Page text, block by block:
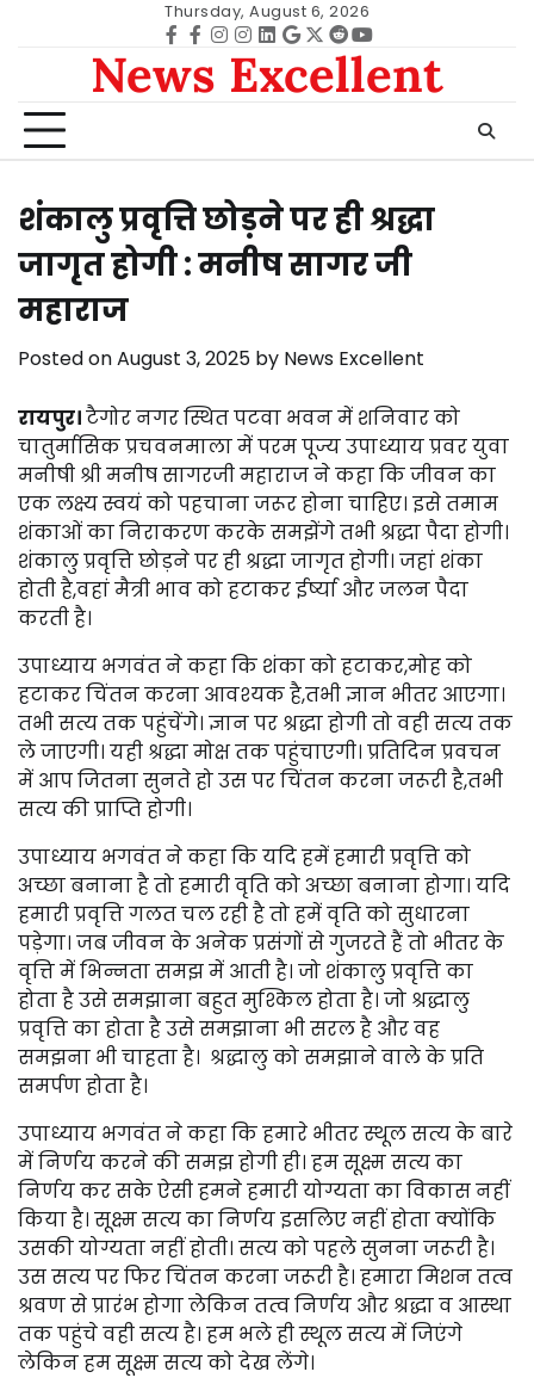
Thursday, August 6, 2026
Facebook
facebook
Instagram
instagram
Linkedin
google
Twitter
redditYoutube
News Excellent
शंकालु प्रवृत्ति छोड़ने पर ही श्रद्धा
जागृत होगी : मनीष सागर जी
महाराज
Posted onAugust 3, 2025 by News Excellent
रायपुर।टैगोर नगर स्थित पटवा भवन में शनिवार को
चातुर्मासिक प्रचवनमाला में परम पूज्य उपाध्याय प्रवर युवा
मनीषी श्री मनीष सागरजी महाराज ने कहा कि जीवन का
एक लक्ष्य स्वयं को पहचाना जरूर होना चाहिए। इसे तमाम
शंकाओं का निराकरण करके समझेंगे तभी श्रद्धा पैदा होगी।
शंकालु प्रवृत्ति छोड़ने पर ही श्रद्धा जागृत होगी। जहां शंका
होती है,वहां मैत्री भाव को हटाकर ईर्ष्या और जलन पैदा
करती है।
उपाध्याय भगवंत ने कहा कि शंका को हटाकर,मोह को
हटाकर चिंतन करना आवश्यक है,तभी ज्ञान भीतर आएगा।
तभी सत्य तक पहुंचेंगे। ज्ञान पर श्रद्धा होगी तो वही सत्य तक
ले जाएगी। यही श्रद्धा मोक्ष तक पहुंचाएगी। प्रतिदिन प्रवचन
में आप जितना सुनते हो उस पर चिंतन करना जरूरी है,तभी
सत्य की प्राप्ति होगी।
उपाध्याय भगवंत ने कहा कि यदि हमें हमारी प्रवृत्ति को
अच्छा बनाना है तो हमारी वृति को अच्छा बनाना होगा। यदि
हमारी प्रवृत्ति गलत चल रही है तो हमें वृति को सुधारना
पड़ेगा। जब जीवन के अनेक प्रसंगों से गुजरते हैं तो भीतर के
वृत्ति में भिन्नता समझ में आती है। जो शंकालु प्रवृत्ति का
होता है उसे समझाना बहुत मुश्किल होता है। जो श्रद्धालु
प्रवृत्ति का होता है उसे समझाना भी सरल है और वह
समझना भी चाहता है। श्रद्धालु को समझाने वाले के प्रति
समर्पण होता है।
उपाध्याय भगवंत ने कहा कि हमारे भीतर स्थूल सत्य के बारे
में निर्णय करने की समझ होगी ही। हम सूक्ष्म सत्य का
निर्णय कर सके ऐसी हमने हमारी योग्यता का विकास नहीं
किया है। सूक्ष्म सत्य का निर्णय इसलिए नहीं होता क्योंकि
उसकी योग्यता नहीं होती। सत्य को पहले सुनना जरूरी है।
उस सत्य पर फिर चिंतन करना जरूरी है। हमारा मिशन तत्व
श्रवण से प्रारंभ होगा लेकिन तत्व निर्णय और श्रद्धा व आस्था
तक पहुंचे वही सत्य है। हम भले ही स्थूल सत्य में जिएंगे
लेकिन हम सूक्ष्म सत्य को देख लेंगे।